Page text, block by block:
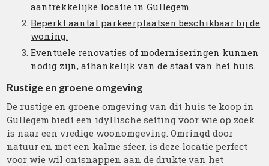
aantrekkelijke locatie in Gullegem.
Beperkt aantal parkeerplaatsen beschikbaar bij de
woning.
Eventuele renovaties of moderniseringen kunnen
nodig zijn, afhankelijk van de staat van het huis.
Rustige en groene omgeving
De rustige en groene omgeving van dit huis te koop in
Gullegem biedt een idyllische setting voor wie op zoek
is naar een vredige woonomgeving. Omringd door
natuur en met een kalme sfeer, is deze locatie perfect
voor wie wil ontsnappen aan de drukte van het